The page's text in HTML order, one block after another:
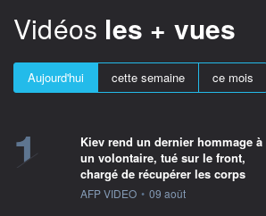
Vidéos les + vues
Aujourd'hui cette semaine ce mois
1
Kiev rend un dernier hommage à
un volontaire, tué sur le front,
chargé de récupérer les corps
information fournie par
AFP VIDEO • 09 août